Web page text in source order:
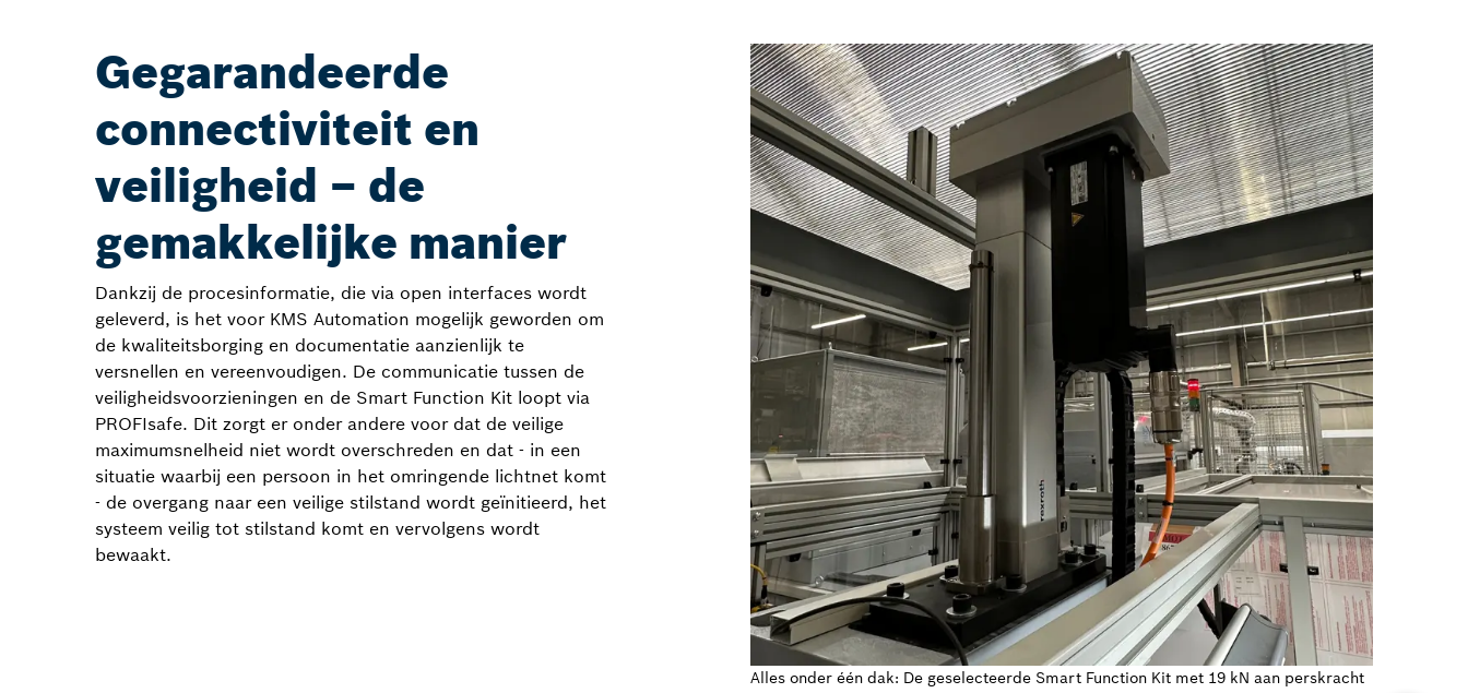
Gegarandeerde
connectiviteit en
veiligheid – de
gemakkelijke manier
Dankzij de procesinformatie, die via open interfaces wordt
geleverd, is het voor KMS Automation mogelijk geworden om
de kwaliteitsborging en documentatie aanzienlijk te
versnellen en vereenvoudigen. De communicatie tussen de
veiligheidsvoorzieningen en de Smart Function Kit loopt via
PROFIsafe. Dit zorgt er onder andere voor dat de veilige
maximumsnelheid niet wordt overschreden en dat - in een
situatie waarbij een persoon in het omringende lichtnet komt
- de overgang naar een veilige stilstand wordt geïnitieerd, het
systeem veilig tot stilstand komt en vervolgens wordt
bewaakt.
Alles onder één dak: De geselecteerde Smart Function Kit met 19 kN aan perskracht